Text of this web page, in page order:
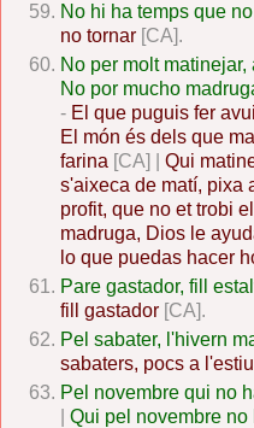
No hi ha temps que
no tornar [CA].
No per molt
No por mucho
- El que puguis fer
El món és dels que
farina [CA] | Qui
s'aixeca de matí, pixa
profit, que no et trobi
madruga, Dios le
lo que puedas hacer
Pare gastador, fill
fill gastador [CA].
Pel sabater, l'hivern
sabaters, pocs a
Pel novembre qui no
Qui pel novembre